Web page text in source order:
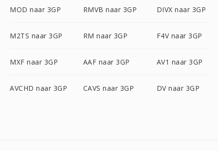
MOD naar 3GP RMVB naar 3GP DIVX naar 3GP
M2TS naar 3GP RM naar 3GP F4V naar 3GP
MXF naar 3GP AAF naar 3GP AV1 naar 3GP
AVCHD naar 3GP CAVS naar 3GP DV naar 3GP